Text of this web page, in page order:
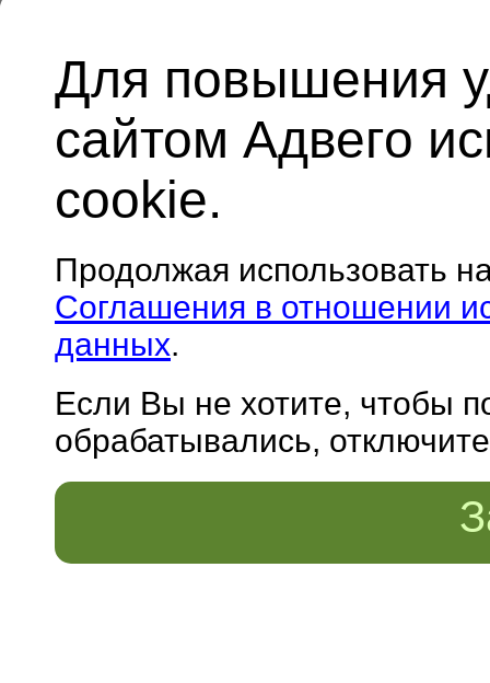
Для повышения
сайтом Адвего
cookie.
Продолжая использовать
Соглашения в отношении
данных.
Если Вы не хотите, чтобы
обрабатывались,